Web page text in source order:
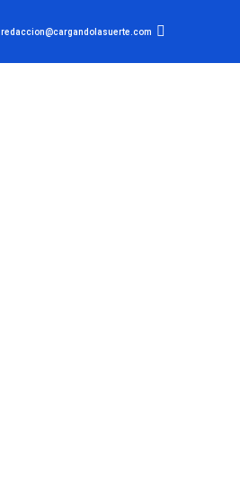
redaccion@cargandolasuerte.com